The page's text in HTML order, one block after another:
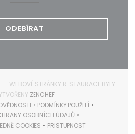
ODEBÍRAT
WEBOVÉ STRÁNKY RESTAURACE BYLY
ZENCHEF((OTEVŘE SE V NOVÉM
SE V NOVÉM OKNĚ))
PODMÍNKY POUŽITÍ
((OTEVŘE SE V NOVÉM
OSOBNÍCH ÚDAJŮ
((OTEVŘE SE V NOVÉM OKNĚ))
COOKIES
((OTEVŘE SE V NOVÉM OKNĚ))
PRISTUPNOST
((OTEVŘE SE V NOVÉM